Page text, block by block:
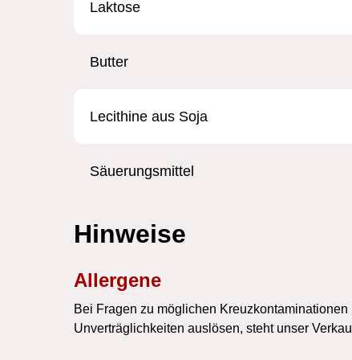
Laktose
Butter
Lecithine aus Soja
Säuerungsmittel
Hinweise
Allergene
Bei Fragen zu möglichen
Unverträglichkeiten auslösen, steht unser